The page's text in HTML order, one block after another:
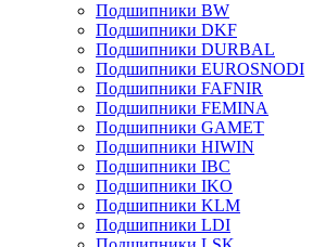
Подшипники BW
Подшипники DKF
Подшипники DURBAL
Подшипники EUROSNODI
Подшипники FAFNIR
Подшипники FEMINA
Подшипники GAMET
Подшипники HIWIN
Подшипники IBC
Подшипники IKO
Подшипники KLM
Подшипники LDI